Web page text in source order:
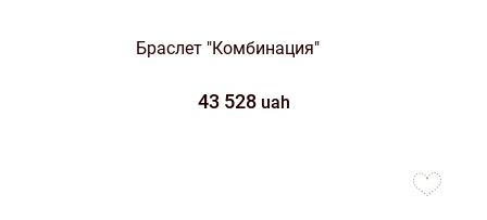
Браслет "Комбинация"
43 528 uah
favorites